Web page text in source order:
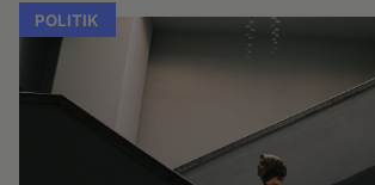
POLITIK